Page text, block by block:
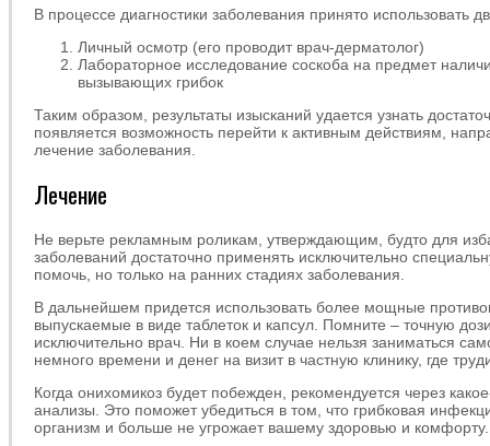
В процессе диагностики заболевания принято использовать
Личный осмотр (его проводит врач-дерматолог)
Лабораторное исследование соскоба на предмет
вызывающих грибок
Таким образом, результаты изысканий удается узнать
появляется возможность перейти к активным действиям,
лечение заболевания.
Лечение
Не верьте рекламным роликам, утверждающим, будто для
заболеваний достаточно применять исключительно
помочь, но только на ранних стадиях заболевания.
В дальнейшем придется использовать более мощные
выпускаемые в виде таблеток и капсул. Помните – точную
исключительно врач. Ни в коем случае нельзя заниматься
немного времени и денег на визит в частную клинику, где
Когда онихомикоз будет побежден, рекомендуется через
анализы. Это поможет убедиться в том, что грибковая
организм и больше не угрожает вашему здоровью и комфорту.